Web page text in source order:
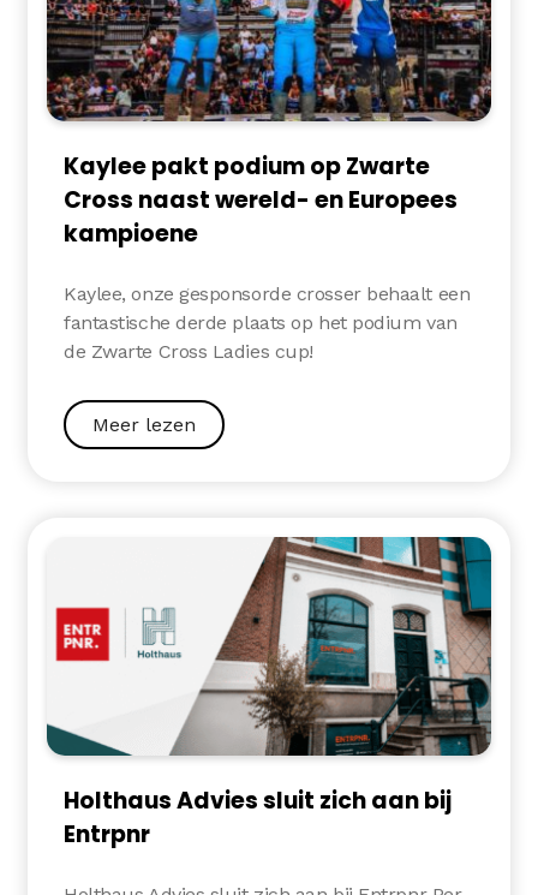
Kaylee pakt podium op Zwarte
Cross naast wereld- en Europees
kampioene
Kaylee, onze gesponsorde crosser behaalt een
fantastische derde plaats op het podium van
de Zwarte Cross Ladies cup!
Meer lezen
Holthaus Advies sluit zich aan bij
Entrpnr